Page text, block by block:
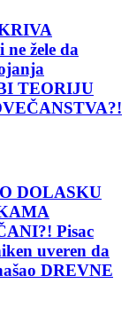
žele da
TEORIJU
DOLASKU
Pisac
uveren da
DREVNE